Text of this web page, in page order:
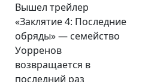
Вышел трейлер
«Заклятие 4: Последние
обряды» — семейство
Уорренов
возвращается в
последний раз